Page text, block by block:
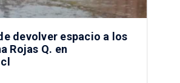
devolver espacio a los
Rojas Q. en